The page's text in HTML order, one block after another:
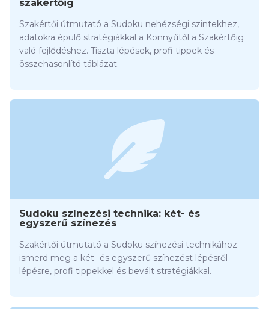
szakértőig
Szakértői útmutató a Sudoku nehézségi szintekhez,
adatokra épülő stratégiákkal a Könnyűtől a Szakértőig
való fejlődéshez. Tiszta lépések, profi tippek és
összehasonlító táblázat.
Sudoku színezési technika: két- és
egyszerű színezés
Szakértői útmutató a Sudoku színezési technikához:
ismerd meg a két- és egyszerű színezést lépésről
lépésre, profi tippekkel és bevált stratégiákkal.